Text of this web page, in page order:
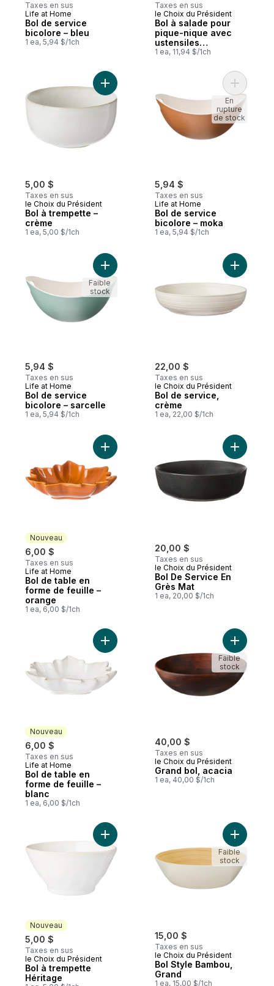
Taxes en sus
Life at Home
Bol de service
bicolore – bleu
1 ea, 5,94 $/1ch
Taxes en sus
le Choix du Président
Bol à salade pour
pique-nique avec
ustensiles
encliquetables et
pièces
1 ea, 11,94 $/1ch
5,00 $
Taxes en sus
le Choix du Président
Bol à trempette –
crème
1 ea, 5,00 $/1ch
Ajouter Bol à trempette – crème au panier
5,94 $
Taxes en sus
Life at Home
Bol de service
bicolore – moka
1 ea, 5,94 $/1ch
Ajouter
En
rupture
de stock
5,94 $
Taxes en sus
Life at Home
Bol de service
bicolore – sarcelle
1 ea, 5,94 $/1ch
Ajouter Bol de service bicolore – sarcelle
Faible
stock
22,00 $
Taxes en sus
le Choix du Président
Bol de service,
crème
1 ea, 22,00 $/1ch
Ajouter
Nouveau
6,00 $
Taxes en sus
Nouveau
Life at Home
Bol de table en
forme de feuille –
orange
1 ea, 6,00 $/1ch
Ajouter Bol de table en forme de feuille –
20,00 $
Taxes en sus
le Choix du Président
Bol De Service En
Grès Mat
1 ea, 20,00 $/1ch
Ajouter
Nouveau
6,00 $
Taxes en sus
Nouveau
Life at Home
Bol de table en
forme de feuille –
blanc
1 ea, 6,00 $/1ch
Ajouter Bol de table en forme de feuille –
40,00 $
Taxes en sus
le Choix du Président
Grand bol, acacia
1 ea, 40,00 $/1ch
Ajouter
Faible
stock
Nouveau
5,00 $
Taxes en sus
Nouveau
le Choix du Président
Bol à trempette
Héritage
Ajouter Bol à trempette Héritage au
15,00 $
Taxes en sus
le Choix du Président
Bol Style Bambou,
Grand
1 ea, 15,00 $/1ch
Ajouter
Faible
stock